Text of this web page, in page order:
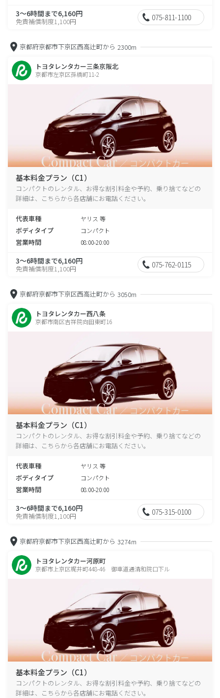
3～6時間まで6,160円
免責補償制度1,100円 075-811-1100
京都府京都市下京区西高辻町から 2300m
トヨタレンタカー三条京阪北
京都市左京区孫橋町11-2
基本料金プラン（C1）
コンパクトのレンタル、お得な割引料金や予約、乗り捨てなどの
詳細は、こちらから各店舗にお電話ください。
代表車種 ヤリス 等
ボディタイプ コンパクト
営業時間 08:00-20:00
3～6時間まで6,160円
免責補償制度1,100円 075-762-0115
京都府京都市下京区西高辻町から 3050m
トヨタレンタカー西八条
京都市南区吉祥院向田東町16
基本料金プラン（C1）
コンパクトのレンタル、お得な割引料金や予約、乗り捨てなどの
詳細は、こちらから各店舗にお電話ください。
代表車種 ヤリス 等
ボディタイプ コンパクト
営業時間 08:00-20:00
3～6時間まで6,160円
免責補償制度1,100円 075-315-0100
京都府京都市下京区西高辻町から 3274m
トヨタレンタカー河原町
京都市上京区梶井町448-46 御車道通清和院口下ル
基本料金プラン（C1）
コンパクトのレンタル、お得な割引料金や予約、乗り捨てなどの
詳細は、こちらから各店舗にお電話ください。